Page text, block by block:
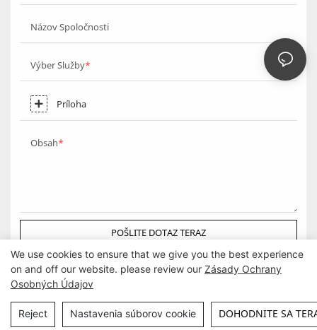
Názov Spoločnosti
Výber Služby
Príloha
Obsah
POŠLITE DOTAZ TERAZ
Autorské práva © Guangzhou DG Furniture Co., Ltd. |Mapa stránok
We use cookies to ensure that we give you the best experience
on and off our website. please review our Zásady Ochrany
Osobných Údajov
Reject Nastavenia súborov cookie DOHODNITE SA